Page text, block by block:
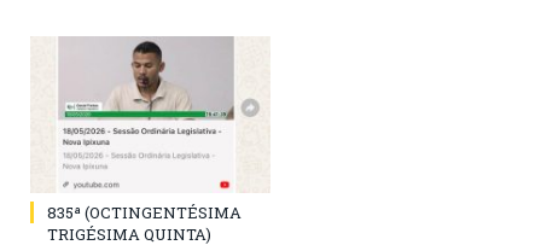
835ª (OCTINGENTÉSIMA
TRIGÉSIMA QUINTA)